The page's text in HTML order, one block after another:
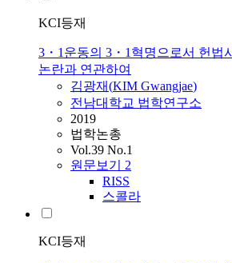
KCI등재
3・1운동의 3・1혁명으로서 헌법
논란과 연관하여
김광재(KIM Gwangjae)
전남대학교 법학연구소
2019
법학논총
Vol.39 No.1
원문보기 2
RISS
스콜라
KCI등재